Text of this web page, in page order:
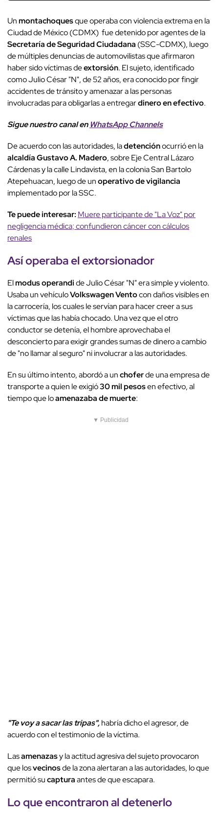
Unmontachoquesque operaba con violencia extrema en la
Ciudad de México (CDMX) fue detenido por agentes de la
Secretaría de Seguridad Ciudadana (SSC-CDMX), luego
de múltiples denuncias de automovilistas que afirmaron
haber sido víctimas deextorsión. El sujeto, identificado
como Julio César "N", de 52 años, era conocido por fingir
accidentes de tránsito y amenazar a las personas
involucradas para obligarlas a entregardinero en efectivo.
Sigue nuestro canal en WhatsApp Channels
De acuerdo con las autoridades, ladetenciónocurrió en la
alcaldía Gustavo A. Madero, sobre Eje Central Lázaro
Cárdenas y la calle Lindavista, en la colonia San Bartolo
Atepehuacan, luego de unoperativo de vigilancia
implementado por la SSC.
Te puede interesar: Muere participante de "La Voz" por
negligencia médica; confundieron cáncer con cálculos
renales
Así operaba el extorsionador
Elmodus operandide Julio César "N" era simple y violento.
Usaba un vehículoVolkswagen Ventocon daños visibles en
la carrocería, los cuales le servían para hacer creer a sus
víctimas que las había chocado. Una vez que el otro
conductor se detenía, el hombre aprovechaba el
desconcierto para exigir grandes sumas de dinero a cambio
de "no llamar al seguro" ni involucrar a las autoridades.
En su último intento, abordó a unchoferde una empresa de
transporte a quien le exigió30 mil pesosen efectivo, al
tiempo que loamenazaba de muerte:
▼ Publicidad
"Te voy a sacar las tripas",habría dicho el agresor, de
acuerdo con el testimonio de la víctima.
Lasamenazasy la actitud agresiva del sujeto provocaron
que losvecinosde la zona alertaran a las autoridades, lo que
permitió sucapturaantes de que escapara.
Lo que encontraron al detenerlo